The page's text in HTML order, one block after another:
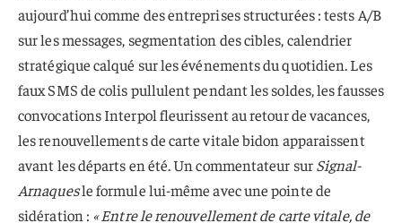
aujourd’hui comme des entreprises structurées : tests A/B
sur les messages, segmentation des cibles, calendrier
stratégique calqué sur les événements du quotidien. Les
faux SMS de colis pullulent pendant les soldes, les fausses
convocations Interpol fleurissent au retour de vacances,
les renouvellements de carte vitale bidon apparaissent
avant les départs en été. Un commentateur surSignal-
Arnaquesle formule lui-même avec une pointe de
sidération : « Entre le renouvellement de carte vitale, de